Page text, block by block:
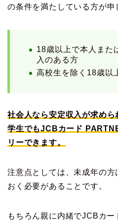
の条件を満たしている方が申
18歳以上で本人また
入のある方
高校生を除く18歳以
社会人なら安定収入が求め
学生でもJCBカード
リーできます。
注意点としては、未成年の方
おく必要があることです。
もちろん親に内緒でJCBカ